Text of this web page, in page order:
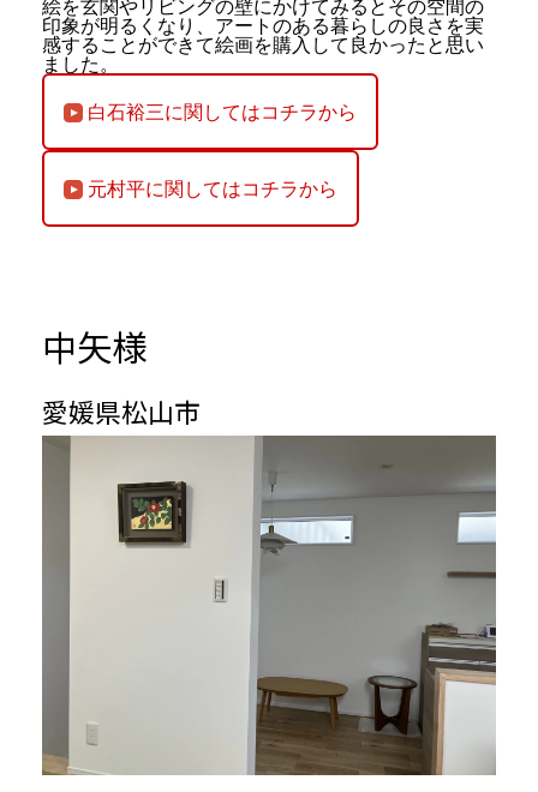
印象が明るくなり、アートのある暮らしの良さを実
感することができて絵画を購入して良かったと思い
ました。
白石裕三に関してはコチラから
元村平に関してはコチラから
中矢様
愛媛県松山市